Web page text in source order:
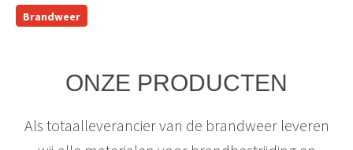
Brandweer
ONZE PRODUCTEN
Als totaalleverancier van de brandweer leveren